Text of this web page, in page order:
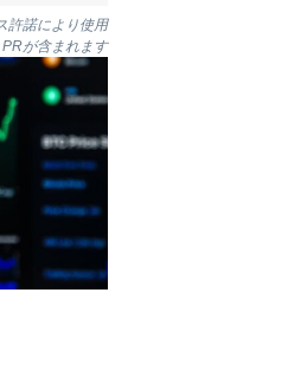
許諾により使用
が含まれます